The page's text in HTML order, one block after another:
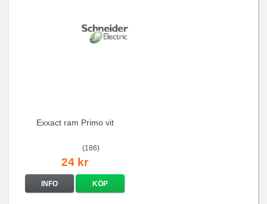
Exxact ram Primo vit
(186)
24 kr
INFO KÖP